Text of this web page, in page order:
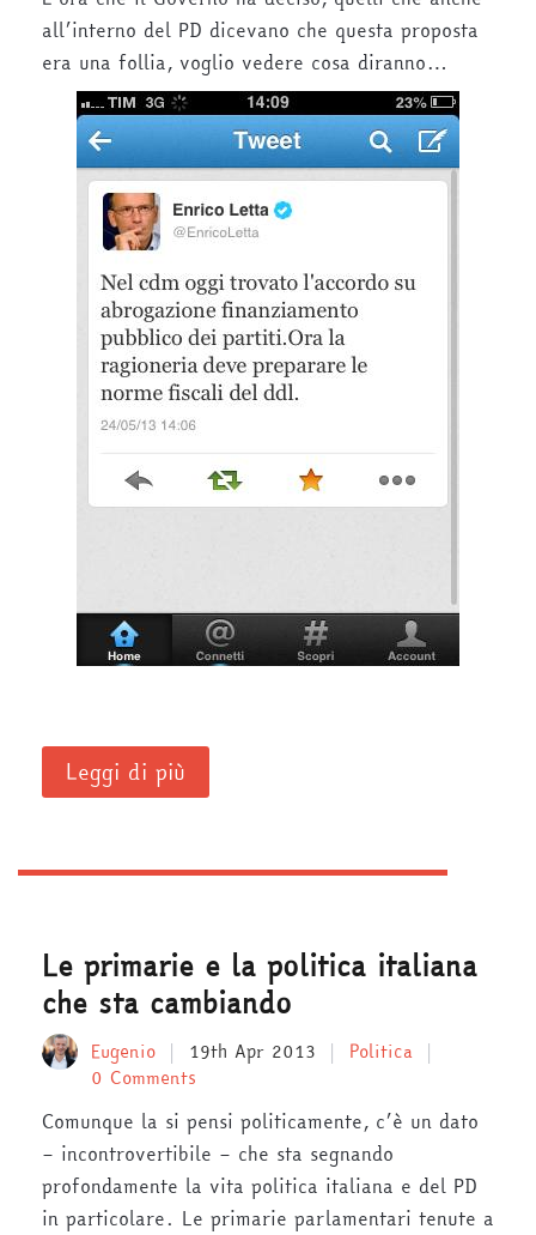
all’interno del PD dicevano che questa proposta
era una follia, voglio vedere cosa diranno…
Leggi di più
Le primarie e la politica italiana
che sta cambiando
Eugenio 19th Apr 2013
Politica
0 Comments
Comunque la si pensi politicamente, c’è un dato
– incontrovertibile – che sta segnando
profondamente la vita politica italiana e del PD
in particolare. Le primarie parlamentari tenute a